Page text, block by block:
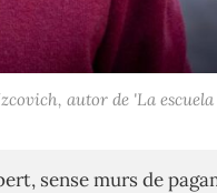
autor de 'La escuela
sense murs de